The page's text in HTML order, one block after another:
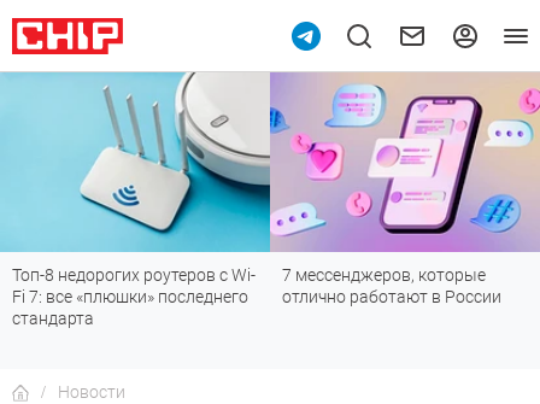
Топ-8 недорогих роутеров с Wi-
Fi 7: все «плюшки» последнего
стандарта
7 мессенджеров, которые
отлично работают в России
Новости